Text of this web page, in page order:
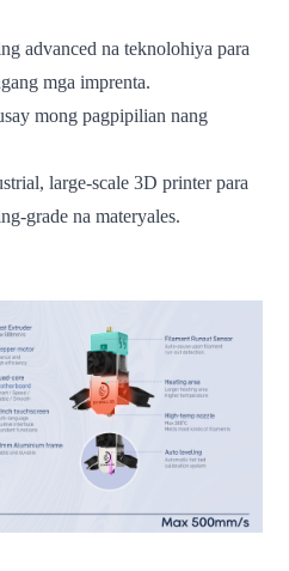
advanced na teknolohiya para
mga imprenta.
mong pagpipilian nang
large-scale 3D printer para
grade na materyales.